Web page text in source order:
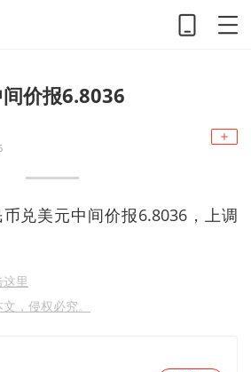
价报6.8036
兑美元中间价报6.8036，上调
里
，侵权必究。